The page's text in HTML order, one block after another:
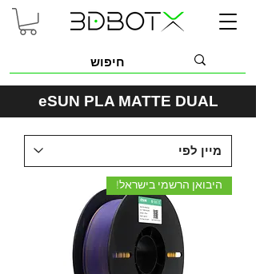
eSUN PLA MATTE DUAL
היבואן הרשמי בישראל!